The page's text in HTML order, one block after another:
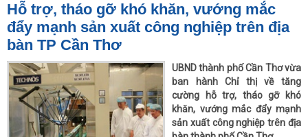
Hỗ trợ, tháo gỡ khó khăn, vướng mắc
đẩy mạnh sản xuất công nghiệp trên địa
bàn TP Cần Thơ
UBND thành phố Cần Thơ vừa
ban hành Chỉ thị về tăng
cường hỗ trợ, tháo gỡ khó
khăn, vướng mắc đẩy mạnh
sản xuất công nghiệp trên địa